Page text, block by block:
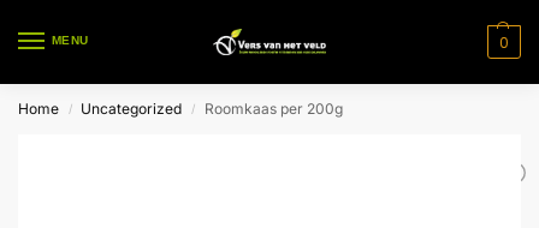
MENU 0
Home / Uncategorized / Roomkaas per 200g